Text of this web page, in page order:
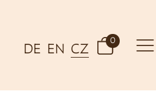
DE EN CZ
0